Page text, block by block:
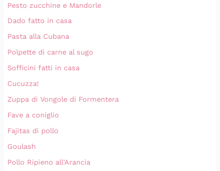
Pesto zucchine e Mandorle
Dado fatto in casa
Pasta alla Cubana
Polpette di carne al sugo
Sofficini fatti in casa
Cucuzza!
Zuppa di Vongole di Formentera
Fave a coniglio
Fajitas di pollo
Goulash
Pollo Ripieno all'Arancia